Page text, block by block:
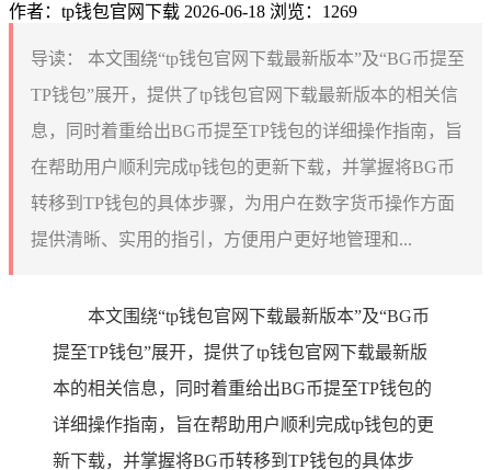
作者：tp钱包官网下载 2026-06-18 浏览：1269
导读：
本文围绕“tp钱包官网下载最新版本”及“BG币提至
TP钱包”展开，提供了tp钱包官网下载最新版本的相关信
息，同时着重给出BG币提至TP钱包的详细操作指南，旨
在帮助用户顺利完成tp钱包的更新下载，并掌握将BG币
转移到TP钱包的具体步骤，为用户在数字货币操作方面
提供清晰、实用的指引，方便用户更好地管理和...
本文围绕“tp钱包官网下载最新版本”及“BG币
提至TP钱包”展开，提供了tp钱包官网下载最新版
本的相关信息，同时着重给出BG币提至TP钱包的
详细操作指南，旨在帮助用户顺利完成tp钱包的更
新下载，并掌握将BG币转移到TP钱包的具体步